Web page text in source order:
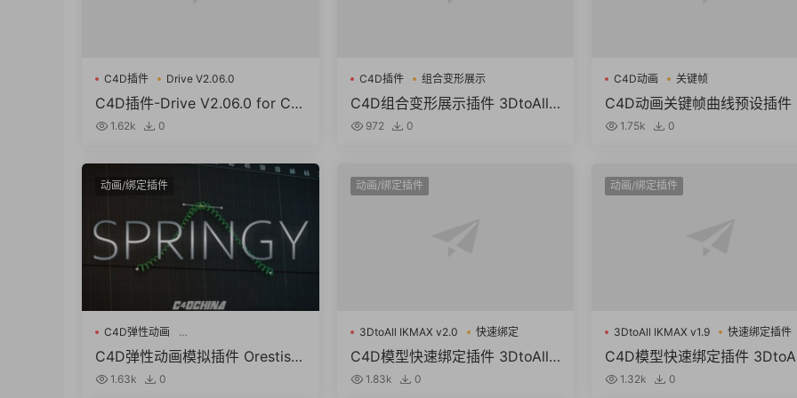
C4D插件 Drive V2.06.0
C4D插件-Drive V2.06.0 for C4
D 2023 三维汽车绑定驱动工具
1.62k 0
C4D插件 组合变形展示
C4D组合变形展示插件 3DtoAll
Asset Juggler V1.3 For Cinema
972 0
C4D动画 关键帧
C4D动画关键帧曲线预设插件
afixer v2.0.0 For Cinema 4D
1.75k 0
动画/绑定插件
C4D弹性动画
Orestiskon Springy Fro
C4D弹性动画模拟插件 Orestisk
on Springy Fro Cinema 4D R20
1.63k 0
动画/绑定插件
3DtoAll IKMAX v2.0 快速绑定
C4D模型快速绑定插件 3DtoAll I
KMAX v2.0 for Cinema 4D R15
1.83k 0
动画/绑定插件
3DtoAll IKMAX v1.9 快速绑定插件
C4D模型快速绑定插件
KMAX v1.9 for Cinema 4D
1.32k 0